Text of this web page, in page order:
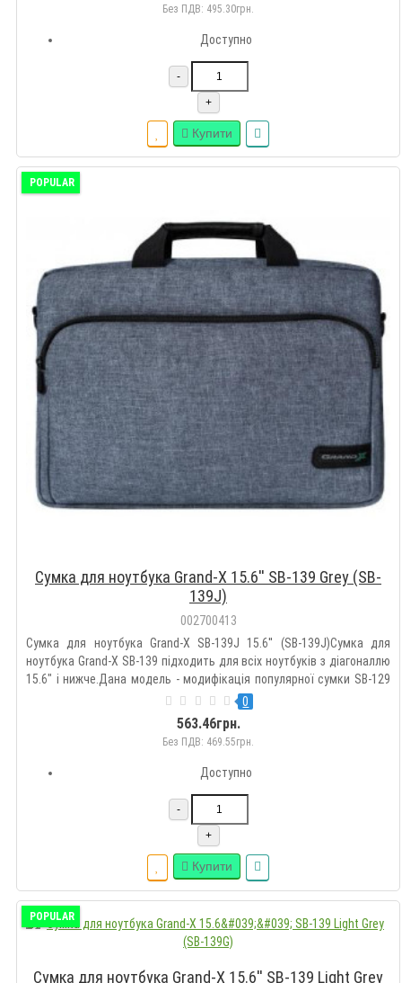
Без ПДВ: 495.30грн.
Доступно
-
+
Купити
POPULAR
Сумка для ноутбука Grand-X 15.6'' SB-139 Grey (SB-
139J)
002700413
Сумка для ноутбука Grand-X SB-139J 15.6'' (SB-139J)Сумка для
ноутбука Grand-X SB-139 підходить для всіх ноутбуків з діагоналлю
15.6" і нижче.Дана модель - модифікація популярної сумки SB-129
для тих, хто втомився від сумок чорного кольору і тактильних
відчуттів сумок з нейлону і поліуретанів.Сумка д..
0
563.46грн.
Без ПДВ: 469.55грн.
Доступно
-
+
Купити
POPULAR
Сумка для ноутбука Grand-X 15.6'' SB-139 Light Grey